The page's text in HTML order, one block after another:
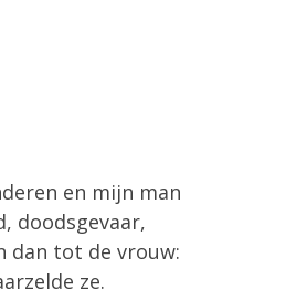
en mijn man
doodsgevaar,
dan tot de vrouw:
ze.